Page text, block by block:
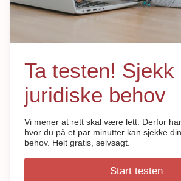
Ta testen! Sjekk
juridiske behov
Vi mener at rett skal være lett. Derfor
hvor du på et par minutter kan sjekke
behov. Helt gratis, selvsagt.
Start testen